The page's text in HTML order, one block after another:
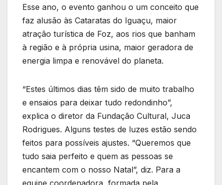
Esse ano, o evento ganhou o um conceito que
faz alusão às Cataratas do Iguaçu, maior
atração turística de Foz, aos rios que banham
à região e à própria usina, maior geradora de
energia limpa e renovável do planeta.
“Estes últimos dias têm sido de muito trabalho
e ensaios para deixar tudo redondinho”,
explica o diretor da Fundação Cultural, Juca
Rodrigues. Alguns testes de luzes estão sendo
feitos para possíveis ajustes. “Queremos que
tudo saia perfeito e quem as pessoas se
encantem com o nosso Natal”, diz. Para a